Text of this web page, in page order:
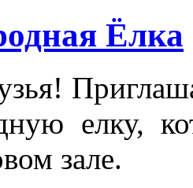
Ёлка
елку,
зале.